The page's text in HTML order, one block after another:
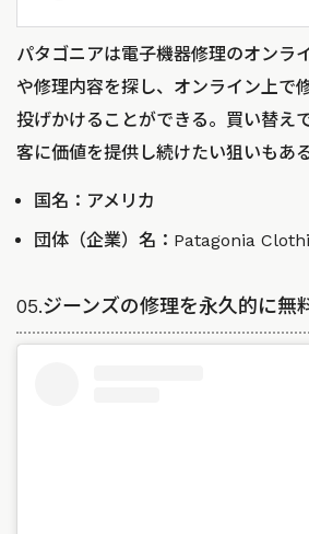
パタゴニアは電子機器修理のオンラ
や修理内容を探し、オンライン上で
投げかけることができる。買い替え
客に価値を提供し続けたい狙いもある
国名：アメリカ
団体（企業）名： Patagonia
05.ジーンズの修理を永久的に無